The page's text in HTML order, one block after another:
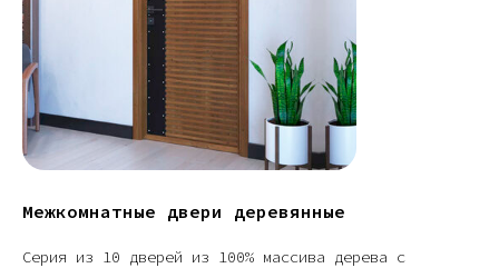
Межкомнатные двери деревянные
Серия из 10 дверей из 100% массива дерева с